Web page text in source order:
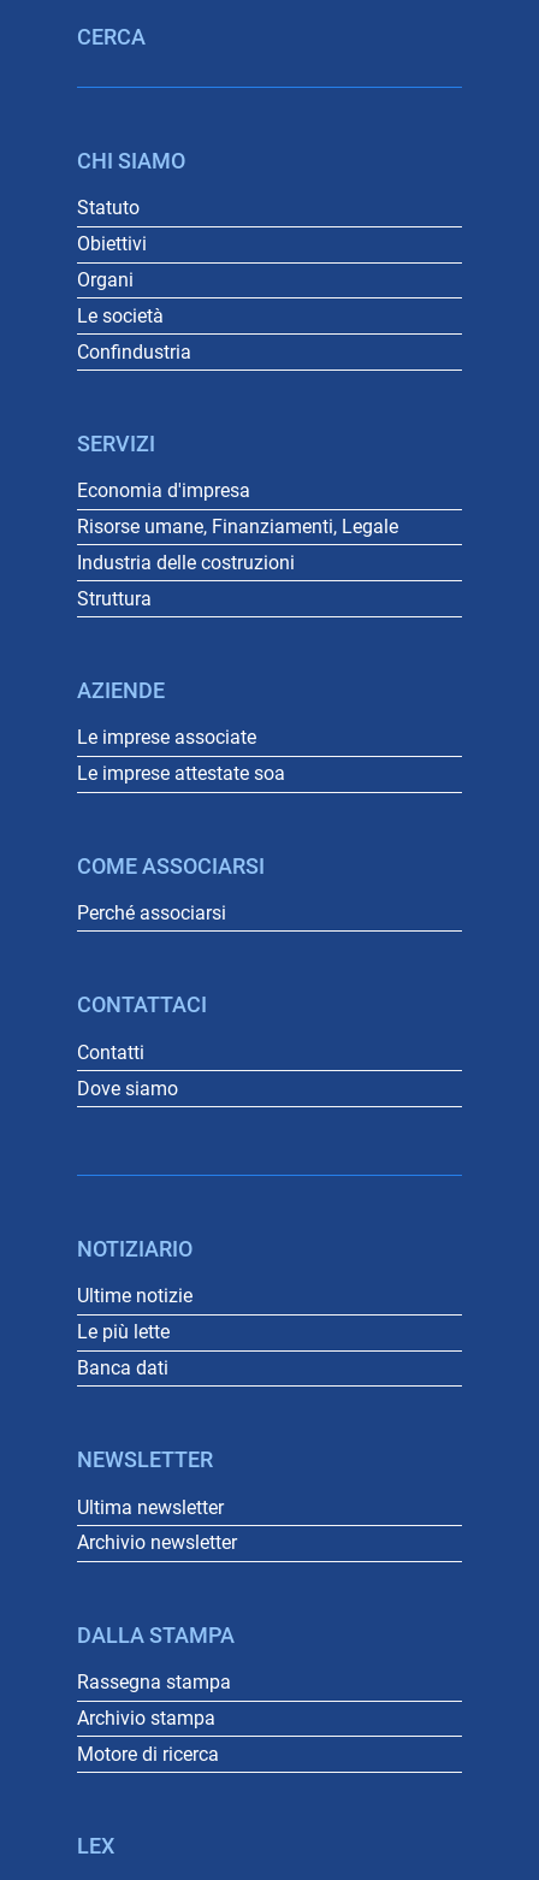
CERCA
CHI SIAMO
Statuto
Obiettivi
Organi
Le società
Confindustria
SERVIZI
Economia d'impresa
Risorse umane, Finanziamenti, Legale
Industria delle costruzioni
Struttura
AZIENDE
Le imprese associate
Le imprese attestate soa
COME ASSOCIARSI
Perché associarsi
CONTATTACI
Contatti
Dove siamo
NOTIZIARIO
Ultime notizie
Le più lette
Banca dati
NEWSLETTER
Ultima newsletter
Archivio newsletter
DALLA STAMPA
Rassegna stampa
Archivio stampa
Motore di ricerca
LEX